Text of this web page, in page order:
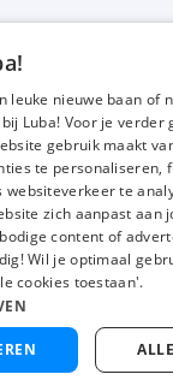
Voor
Contact
met een
reviews
leuke nieuwe baan of
Luba! Voor je verder
gebruik maakt
te personaliseren,
websiteverkeer te
zich aanpast aan
content of
Wil je optimaal
cookies toestaan'.